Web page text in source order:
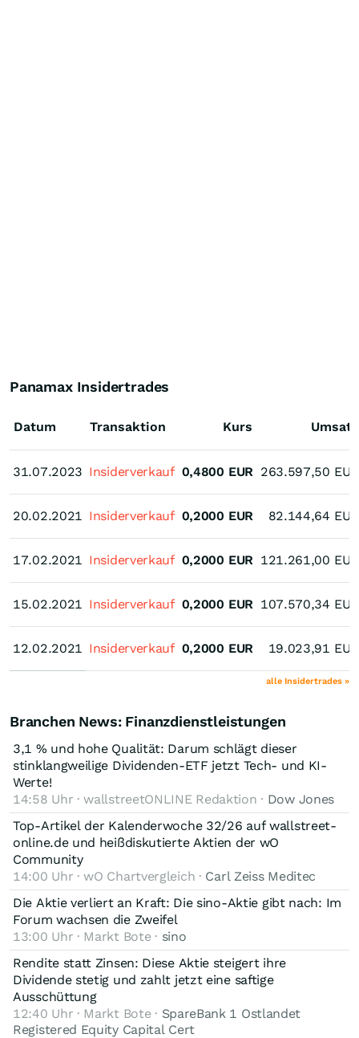
Panamax Insidertrades
Datum
31.07.2023
20.02.2021
17.02.2021
15.02.2021
12.02.2021
Transaktion Kurs Umsatz
31.07.2023 Insiderverkauf 0,4800 EUR 263.597,50 EUR
20.02.2021 Insiderverkauf 0,2000 EUR 82.144,64 EUR
17.02.2021 Insiderverkauf 0,2000 EUR 121.261,00 EUR
15.02.2021 Insiderverkauf 0,2000 EUR 107.570,34 EUR
12.02.2021 Insiderverkauf 0,2000 EUR 19.023,91 EUR
alle Insidertrades »
Branchen News: Finanzdienstleistungen
3,1 % und hohe Qualität: Darum schlägt dieser
stinklangweilige Dividenden-ETF jetzt Tech- und KI-
Werte!
14:58 Uhr · wallstreetONLINE Redaktion · Dow Jones
Top-Artikel der Kalenderwoche 32/26 auf wallstreet-
online.de und heißdiskutierte Aktien der wO
Community
14:00 Uhr · wO Chartvergleich · Carl Zeiss Meditec
Die Aktie verliert an Kraft: Die sino-Aktie gibt nach: Im
Forum wachsen die Zweifel
13:00 Uhr · Markt Bote · sino
Rendite statt Zinsen: Diese Aktie steigert ihre
Dividende stetig und zahlt jetzt eine saftige
Ausschüttung
12:40 Uhr · Markt Bote · SpareBank 1 Ostlandet
Registered Equity Capital Cert